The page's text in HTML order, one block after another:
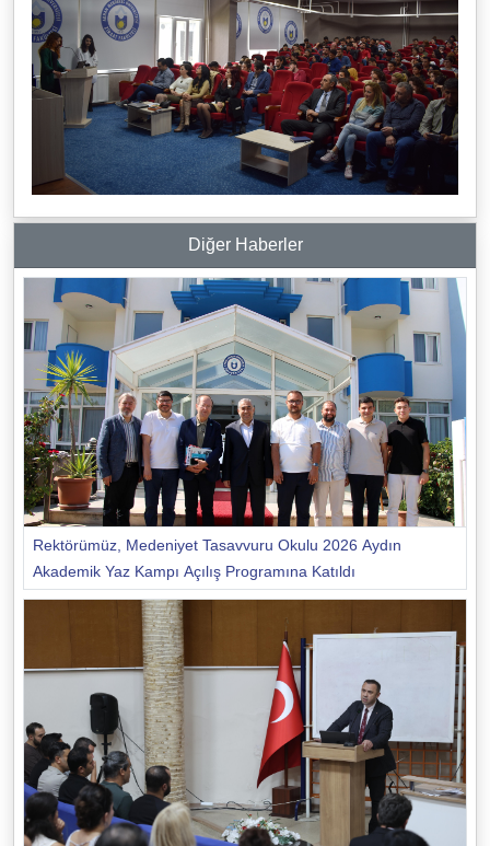
Diğer Haberler
Rektörümüz, Medeniyet Tasavvuru Okulu 2026 Aydın
Akademik Yaz Kampı Açılış Programına Katıldı